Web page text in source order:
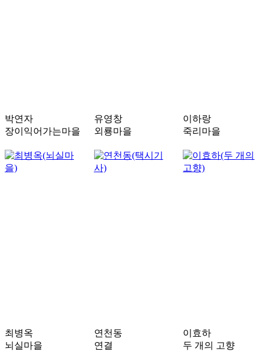
박연자
장이익어가는마을
유영창
외룡마을
이하랑
죽리마을
최병옥
뇌실마을
연천동
연결
이효하
두 개의 고향